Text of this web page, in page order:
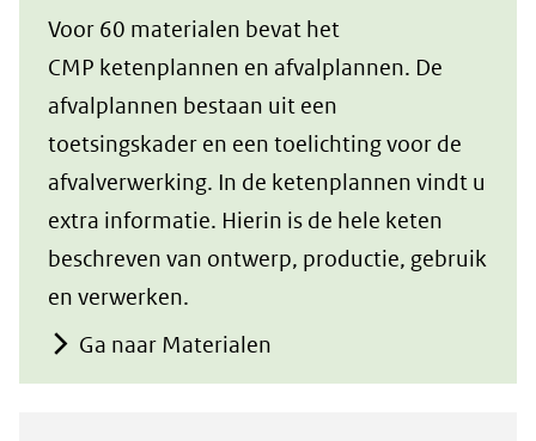
Voor 60 materialen bevat het
CMP ketenplannen en afvalplannen. De
afvalplannen bestaan uit een
toetsingskader en een toelichting voor de
afvalverwerking. In de ketenplannen vindt u
extra informatie. Hierin is de hele keten
beschreven van ontwerp, productie, gebruik
en verwerken.
Ga naar Materialen